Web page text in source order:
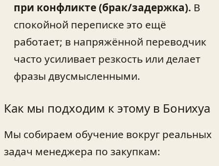
при конфликте (брак/задержка). В
спокойной переписке это ещё
работает; в напряжённой переводчик
часто усиливает резкость или делает
фразы двусмысленными.
Как мы подходим к этому в Бонихуа
Мы собираем обучение вокруг реальных
задач менеджера по закупкам: